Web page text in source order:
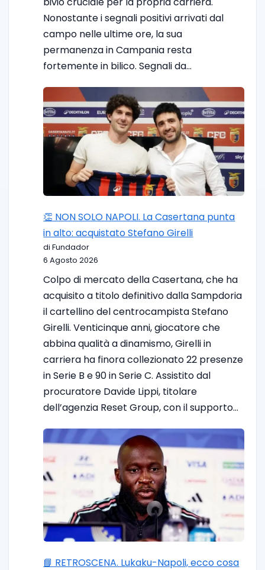
Nonostante i segnali positivi arrivati dal
campo nelle ultime ore, la sua
permanenza in Campania resta
fortemente in bilico. Segnali da…
👏 NON SOLO NAPOLI. La Casertana punta
in alto: acquistato Stefano Girelli
di Fundador
6 Agosto 2026
Colpo di mercato della Casertana, che ha
acquisito a titolo definitivo dalla Sampdoria
il cartellino del centrocampista Stefano
Girelli. Venticinque anni, giocatore che
abbina qualità a dinamismo, Girelli in
carriera ha finora collezionato 22 presenze
in Serie B e 90 in Serie C. Assistito dal
procuratore Davide Lippi, titolare
dell’agenzia Reset Group, con il supporto…
📘 RETROSCENA. Lukaku-Napoli, ecco cosa